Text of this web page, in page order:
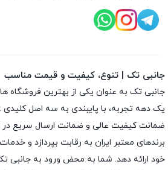
جانبی تک | تنوع، کیفیت و قیمت مناسب
جانبی تک به عنوان یکی از بهترین فروشگاه
یک دهه تجربه، با پایبندی به سه اصل
ضمانت کیفیت عالی و ضمانت ارسال سریع در
برندهای معتبر ایران به رقابت بپردازد و
خود ارائه دهد. شما به محض ورود به جانبی